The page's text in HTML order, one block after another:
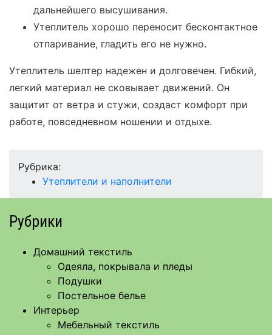
дальнейшего высушивания.
Утеплитель хорошо переносит бесконтактное
отпаривание, гладить его не нужно.
Утеплитель шелтер надежен и долговечен. Гибкий,
легкий материал не сковывает движений. Он
защитит от ветра и стужи, создаст комфорт при
работе, повседневном ношении и отдыхе.
Рубрика:
Утеплители и наполнители
Рубрики
Домашний текстиль
Одеяла, покрывала и пледы
Подушки
Постельное белье
Интерьер
Мебельный текстиль